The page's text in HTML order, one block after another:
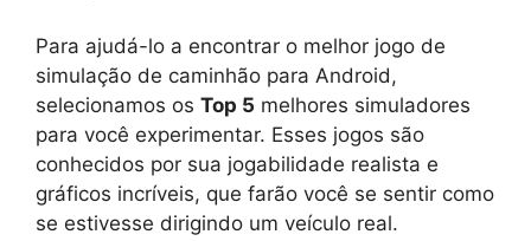
Para ajudá-lo a encontrar o melhor jogo de
simulação de caminhão para Android,
selecionamos os Top 5 melhores simuladores
para você experimentar. Esses jogos são
conhecidos por sua jogabilidade realista e
gráficos incríveis, que farão você se sentir como
se estivesse dirigindo um veículo real.